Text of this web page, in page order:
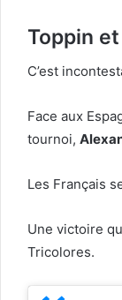
Toppin
C’est
Face aux
tournoi,
Les Français
Une victoire
Tricolores.